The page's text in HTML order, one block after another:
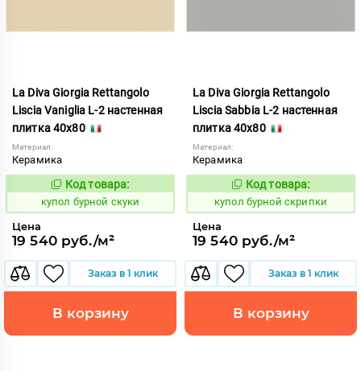
La Diva Giorgia Rettangolo
Liscia Vaniglia L-2 настенная
плитка 40x80
Материал:
Керамика
844719
Код товара:
купол бурной скуки
Цена
19 540 руб./м²
Заказ в 1 клик
В корзину
La Diva Giorgia Rettangolo
Liscia Sabbia L-2 настенная
плитка 40x80
Материал:
Керамика
844717
Код товара:
купол бурной скрипки
Цена
19 540 руб./м²
Заказ в 1 клик
В корзину